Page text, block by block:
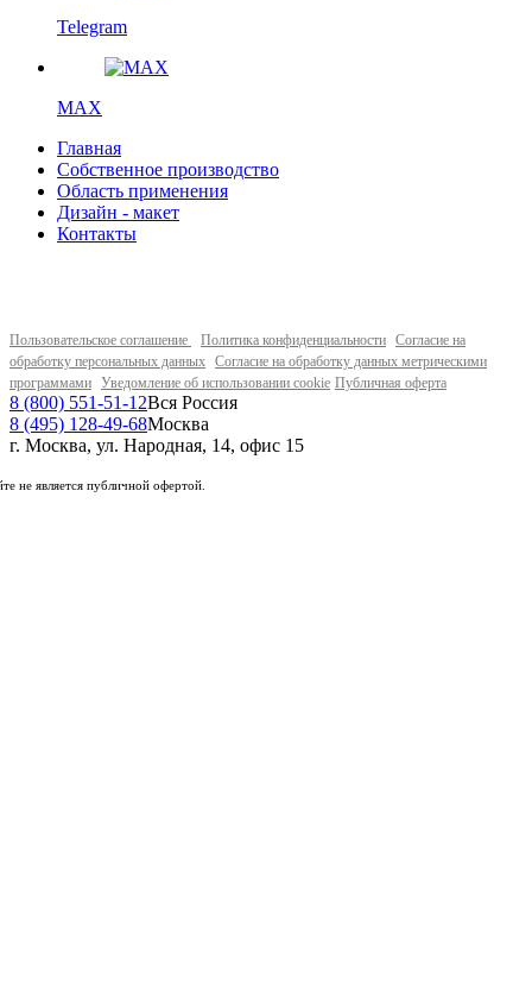
Telegram
MAX
Главная
Собственное производство
Область применения
Дизайн - макет
Контакты
Пользовательское соглашение Политика конфиденциальности Согласие на
обработку персональных данных Согласие на обработку данных метрическими
программами Уведомление об использовании cookie Публичная оферта
8 (800) 551-51-12Вся Россия
8 (495) 128-49-68Москва
г. Москва, ул. Народная, 14, офис 15
не является публичной офертой.